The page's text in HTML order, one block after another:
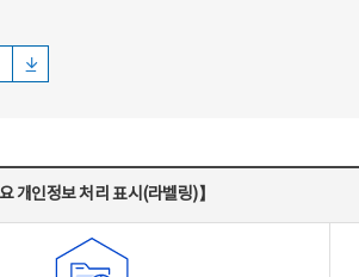
요 개인정보 처리 표시(라벨링)】